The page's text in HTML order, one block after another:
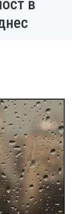
в